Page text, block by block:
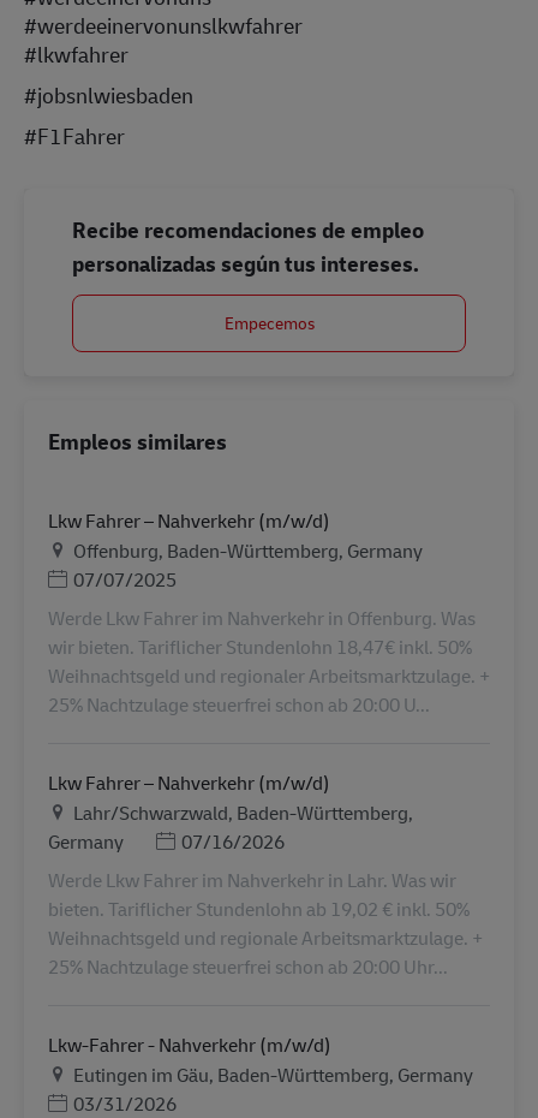
#werdeeinervonunslkwfahrer
#lkwfahrer
#jobsnlwiesbaden
#F1Fahrer
Recibe recomendaciones de empleo
personalizadas según tus intereses.
Empecemos
Empleos similares
Lkw Fahrer – Nahverkehr (m/w/d)
Ubicación
Offenburg, Baden-Württemberg, Germany
Posted Date
07/07/2025
Werde Lkw Fahrer im Nahverkehr in Offenburg. Was
wir bieten. Tariflicher Stundenlohn 18,47€ inkl. 50%
Weihnachtsgeld und regionaler Arbeitsmarktzulage. +
25% Nachtzulage steuerfrei schon ab 20:00 U...
Lkw Fahrer – Nahverkehr (m/w/d)
Ubicación
Lahr/Schwarzwald, Baden-Württemberg,
Germany
Posted Date
07/16/2026
Werde Lkw Fahrer im Nahverkehr in Lahr. Was wir
bieten. Tariflicher Stundenlohn ab 19,02 € inkl. 50%
Weihnachtsgeld und regionale Arbeitsmarktzulage. +
25% Nachtzulage steuerfrei schon ab 20:00 Uhr...
Lkw-Fahrer - Nahverkehr (m/w/d)
Ubicación
Eutingen im Gäu, Baden-Württemberg, Germany
Posted Date
03/31/2026